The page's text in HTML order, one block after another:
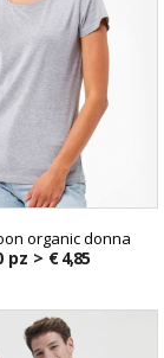
organic donna
pz > € 4,85